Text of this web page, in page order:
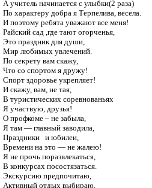
А учитель начинается с улыбки(2 раза)
По характеру добра я Терпелива, весела.
И поэтому ребята уважают все меня!
Райский сад ,где тают огорченья,
Это праздник для души,
Мир любимых увлечений.
По секрету вам скажу,
Что со спортом я дружу!
Спорт здоровье укрепляет!
И скажу, вам, не тая,
В туристических соревнованьях
Я участвую, друзья!
О профкоме – не забыла,
Я там — главный заводила,
Праздники   и юбилеи,
Времени на это — не жалею!
Я не прочь поразвлекаться,
В конкурсах посостязаться.
Экскурсию предпочитаю,
Активный отдых выбираю.